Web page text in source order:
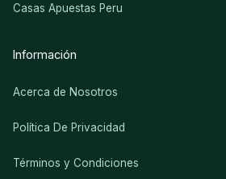
Casas Apuestas Peru
Información
Acerca de Nosotros
Política De Privacidad
Términos y Condiciones